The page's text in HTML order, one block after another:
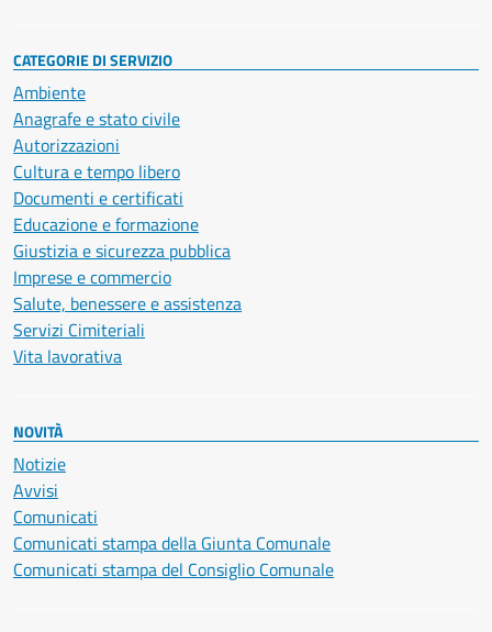
CATEGORIE DI SERVIZIO
Ambiente
Anagrafe e stato civile
Autorizzazioni
Cultura e tempo libero
Documenti e certificati
Educazione e formazione
Giustizia e sicurezza pubblica
Imprese e commercio
Salute, benessere e assistenza
Servizi Cimiteriali
Vita lavorativa
NOVITÀ
Notizie
Avvisi
Comunicati
Comunicati stampa della Giunta Comunale
Comunicati stampa del Consiglio Comunale